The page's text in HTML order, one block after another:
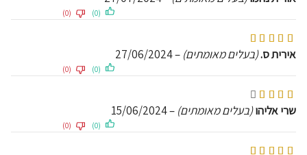
(0)
(0)
אירית ס.(בעלים מאומתים) –
27/06/2024
(0)
(0)
דורג
שרי אליהו(בעלים מאומתים) –
15/06/2024
(0)
(0)